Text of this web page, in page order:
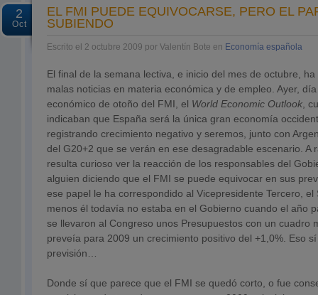
2
Oct
EL FMI PUEDE EQUIVOCARSE, PERO EL
SUBIENDO
Escrito el 2 octubre 2009 por Valentín Bote en Economía española
El final de la semana lectiva, e inicio del mes de octubre,
malas noticias en materia económica y de empleo. Ayer,
económico de otoño del FMI, el World Economic Outlook ,
indicaban que España será la única gran economía
registrando crecimiento negativo y seremos, junto con
del G20+2 que se verán en ese desagradable escenario. A
resulta curioso ver la reacción de los responsables del
alguien diciendo que el FMI se puede equivocar en sus
ese papel le ha correspondido al Vicepresidente Tercero, el
menos él todavía no estaba en el Gobierno cuando el año
se llevaron al Congreso unos Presupuestos con un cuadro
preveía para 2009 un crecimiento positivo del +1,0%. Eso
previsión…
Donde sí que parece que el FMI se quedó corto, o fue